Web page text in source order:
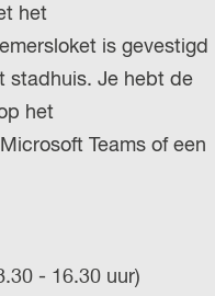
het
is gevestigd
stadhuis. Je hebt de
het
Teams of een
- 16.30 uur)